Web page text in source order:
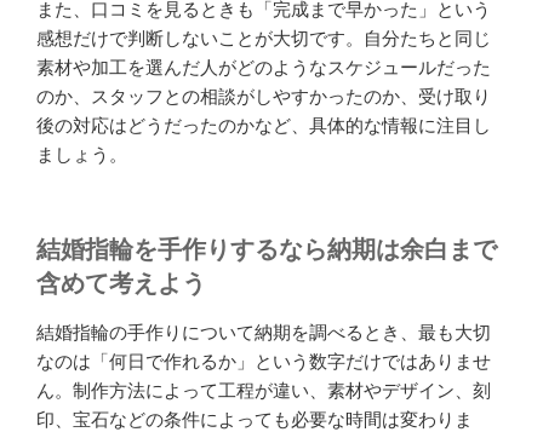
また、口コミを見るときも「完成まで早かった」という
感想だけで判断しないことが大切です。自分たちと同じ
素材や加工を選んだ人がどのようなスケジュールだった
のか、スタッフとの相談がしやすかったのか、受け取り
後の対応はどうだったのかなど、具体的な情報に注目し
ましょう。
結婚指輪を手作りするなら納期は余白まで
含めて考えよう
結婚指輪の手作りについて納期を調べるとき、最も大切
なのは「何日で作れるか」という数字だけではありませ
ん。制作方法によって工程が違い、素材やデザイン、刻
印、宝石などの条件によっても必要な時間は変わりま